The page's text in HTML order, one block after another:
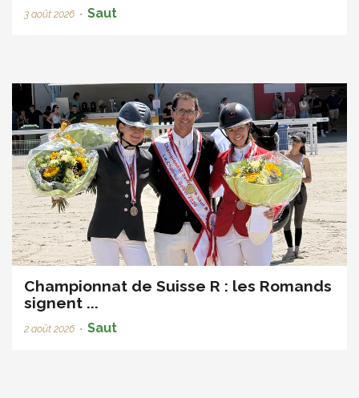
3 août 2026 • Saut
Championnat de Suisse R : les Romands
signent ...
2 août 2026 • Saut